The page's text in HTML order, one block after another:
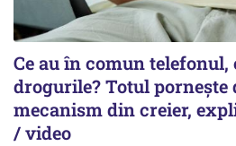
Ce au în comun telefonul,
drogurile? Totul pornește
mecanism din creier,
/ video